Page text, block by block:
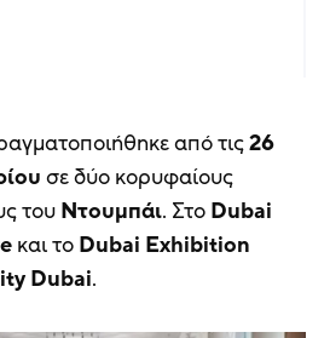
από τις26
σε δύο κορυφαίους
του Ντουμπάι. Στο Dubai
και το Dubai Exhibition
Dubai.